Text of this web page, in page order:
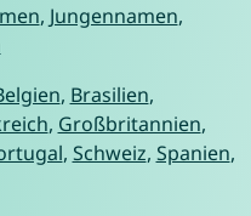
, Jungennamen,
, Brasilien,
, Großbritannien,
, Schweiz, Spanien,